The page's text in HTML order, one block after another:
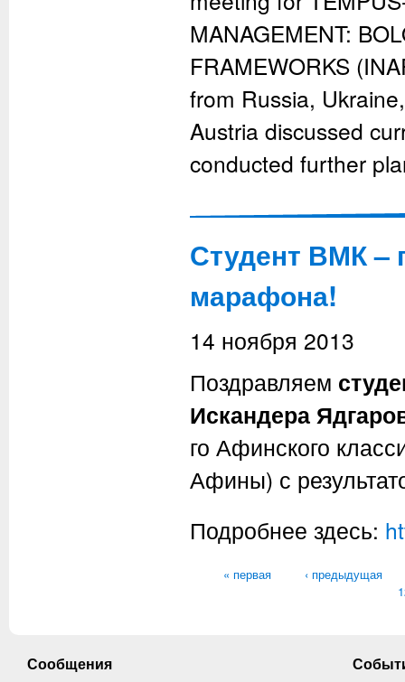
MANAGEMENT:
FRAMEWORKS
from Russia,
Austria discussed
conducted further
Студент ВМК –
марафона!
14 ноября 2013
Поздравляем
Искандера
го Афинского
Афины) с
Подробнее здесь:
Страницы
« первая
‹ предыдущая
Сообщения